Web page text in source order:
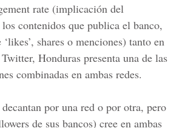
rate (implicación del
contenidos que publica el banco,
shares o menciones) tanto en
Honduras presenta una de las
combinadas en ambas redes.
por una red o por otra, pero
de sus bancos) cree en ambas